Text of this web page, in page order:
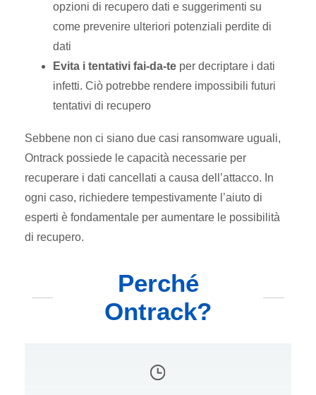
opzioni di recupero dati e suggerimenti su
come prevenire ulteriori potenziali perdite di
dati
Evita i tentativi fai-da-te per decriptare i dati
infetti. Ciò potrebbe rendere impossibili futuri
tentativi di recupero
Sebbene non ci siano due casi ransomware uguali,
Ontrack possiede le capacità necessarie per
recuperare i dati cancellati a causa dell’attacco. In
ogni caso, richiedere tempestivamente l’aiuto di
esperti è fondamentale per aumentare le possibilità
di recupero.
Perché
Ontrack?